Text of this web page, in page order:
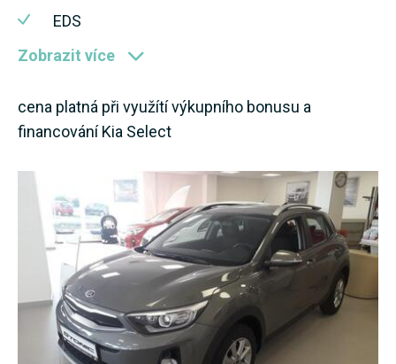
EDS
Zobrazit více
cena platná při využítí výkupního bonusu a
financování Kia Select